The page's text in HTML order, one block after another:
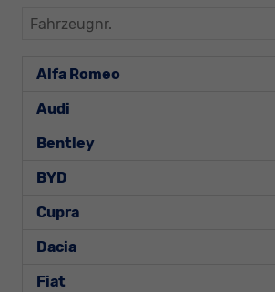
Fahrzeugnr.
Alfa Romeo
Audi
Bentley
BYD
Cupra
Dacia
Fiat